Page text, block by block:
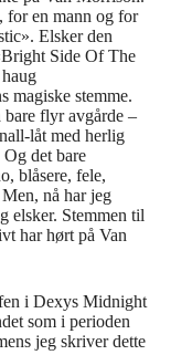
for en mann og for
Elsker den
Side Of The
magiske stemme.
bare flyr avgårde –
låt med herlig
det bare
blåsere, fele,
nå har jeg
elsker. Stemmen til
har hørt på Van
i Dexys Midnight
som i perioden
jeg skriver dette